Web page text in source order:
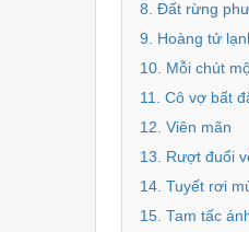
8. Đất rừng
9. Hoàng tử
10. Mỗi chút
11. Cô vợ bất
12. Viên mãn
13. Rượt đuổi
14. Tuyết rơi
15. Tam tấc